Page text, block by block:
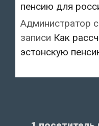
пенсию для
Администратор
записи Как
эстонскую